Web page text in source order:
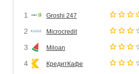
1 Groshi 247
2 Microcredit
3 Miloan
4 КредитКафе